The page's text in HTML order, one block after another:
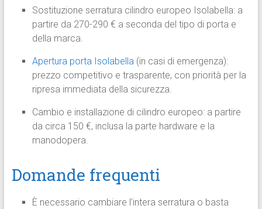
Sostituzione serratura cilindro europeo Isolabella: a
partire da 270-290 € a seconda del tipo di porta e
della marca.
Apertura porta Isolabella(in casi di emergenza):
prezzo competitivo e trasparente, con priorità per la
ripresa immediata della sicurezza.
Cambio e installazione di cilindro europeo: a partire
da circa 150 €, inclusa la parte hardware e la
manodopera.
Domande frequenti
È necessario cambiare l’intera serratura o basta